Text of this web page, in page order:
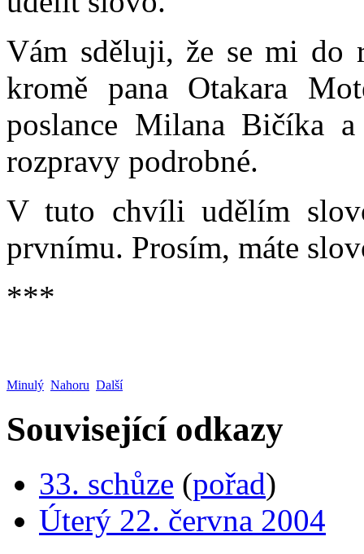
Vám sděluji, že se mi do
kromě pana Otakara
poslance Milana Bičíka
rozpravy podrobné.
V tuto chvíli udělím
prvnímu. Prosím, máte
***
Minulý Nahoru Další
Související odkazy
33. schůze (pořad)
Úterý 22. června 2004